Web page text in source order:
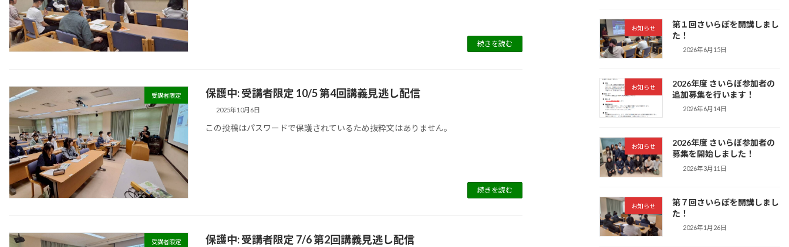
続きを読む
受講者限定 保護中: 受講者限定 10/5 第4回講義見逃し配信
2025年10月6日
この投稿はパスワードで保護されているため抜粋文はありません。
続きを読む
受講者限定 保護中: 受講者限定 7/6 第2回講義見逃し配信
お知らせ
第１回さいらぼを開講しまし
た！
2026年6月15日
お知らせ
2026年度 さいらぼ参加者の
追加募集を行います！
2026年6月14日
お知らせ
2026年度 さいらぼ参加者の
募集を開始しました！
2026年3月11日
お知らせ
第７回さいらぼを開講しまし
た！
2026年1月26日